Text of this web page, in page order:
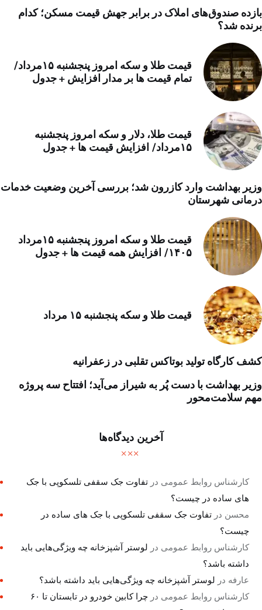
بازده صندوق‌های املاک در برابر جهش قیمت مسکن؛ کدام
برنده شد؟
قیمت طلا و سکه امروز پنجشنبه ۱۵مرداد/
تمام قیمت ها بر مدار افزایش + جدول
قیمت طلا، دلار و سکه امروز پنجشنبه
۱۵مرداد/ افزایش قیمت ها + جدول
وزیر بهداشت وارد کازرون شد؛ بررسی آخرین وضعیت خدمات
درمانی شهرستان
قیمت طلا و سکه امروز پنجشنبه ۱۵مرداد
۱۴۰۵/ افزایش همه قیمت ها + جدول
قیمت طلا و سکه پنجشنبه ۱۵ مرداد
کشف کارگاه تولید بوتاکس تقلبی در زعفرانیه
وزیر بهداشت با دست پُر به شیراز می‌آید؛ افتتاح سه پروژه
مهم سلامت‌محور
آخرین دیدگاه‌ها
کارشناس روابط عمومی درتفاوت جک سقفی تلسکوپی با جک
های ساده در چیست؟
محسن درتفاوت جک سقفی تلسکوپی با جک های ساده در
چیست؟
کارشناس روابط عمومی در لوستر آشپزخانه چه ویژگی‌هایی باید
داشته باشد؟
عارفه در لوستر آشپزخانه چه ویژگی‌هایی باید داشته باشد؟
کارشناس روابط عمومی در
چرا کابین خودرو در تابستان تا ۶۰